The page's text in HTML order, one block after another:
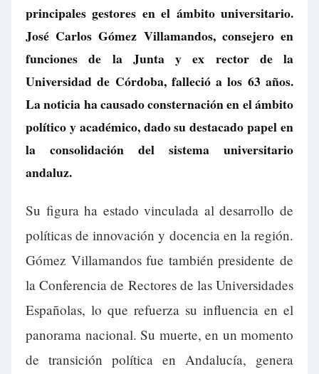
principales gestores en el ámbito universitario.
José Carlos Gómez Villamandos, consejero en
funciones de la Junta y ex rector de la
Universidad de Córdoba, falleció a los 63 años.
La noticia ha causado consternación en el ámbito
político y académico, dado su destacado papel en
la consolidación del sistema universitario
andaluz.
Su figura ha estado vinculada al desarrollo de
políticas de innovación y docencia en la región.
Gómez Villamandos fue también presidente de
la Conferencia de Rectores de las Universidades
Españolas, lo que refuerza su influencia en el
panorama nacional. Su muerte, en un momento
de transición política en Andalucía, genera